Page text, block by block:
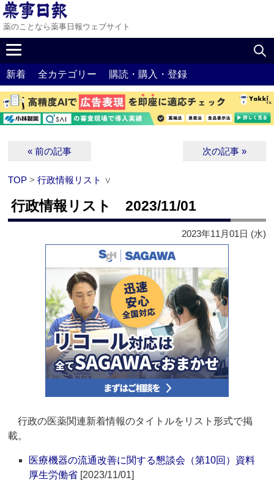
薬のことなら薬事日報ウェブサイト
新着 全カテゴリー 購読・購入・登録
« 前の記事 次の記事 »
TOP >行政情報リスト ∨
行政情報リスト 2023/11/01
2023年11月01日 (水)
行政の医薬関連新着情報のタイトルをリスト形式で掲
載。
医療機器の流通改善に関する懇談会（第10回）資料
厚生労働省 [2023/11/01]